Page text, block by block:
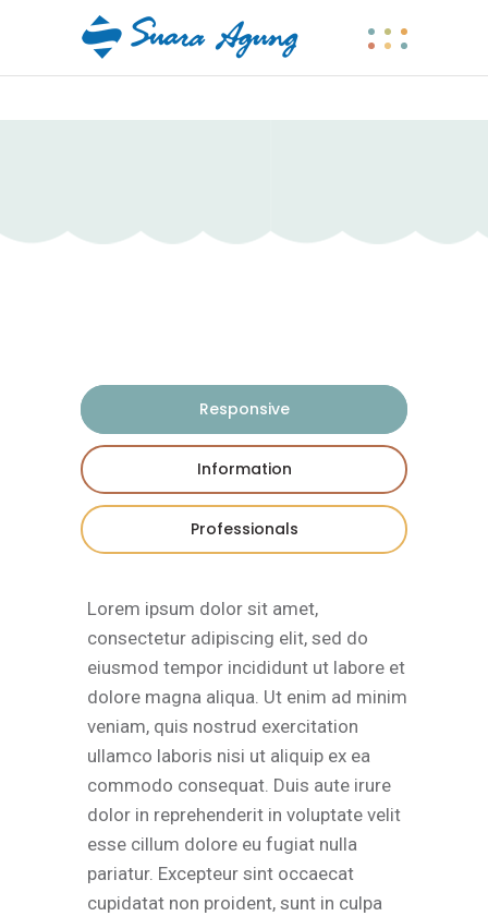
Responsive
Information
Professionals
Lorem ipsum dolor sit amet,
consectetur adipiscing elit, sed do
eiusmod tempor incididunt ut labore et
dolore magna aliqua. Ut enim ad minim
veniam, quis nostrud exercitation
ullamco laboris nisi ut aliquip ex ea
commodo consequat. Duis aute irure
dolor in reprehenderit in voluptate velit
esse cillum dolore eu fugiat nulla
pariatur. Excepteur sint occaecat
cupidatat non proident, sunt in culpa